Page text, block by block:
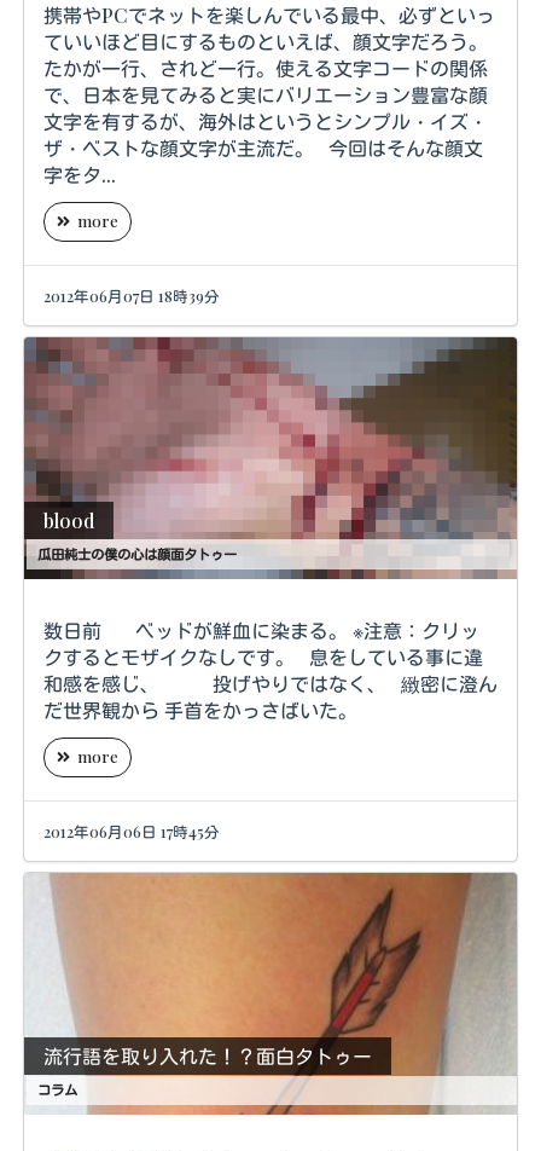
携帯やPCでネットを楽しんでいる最中、必ずといっ
ていいほど目にするものといえば、顔文字だろう。
たかが一行、されど一行。使える文字コードの関係
で、日本を見てみると実にバリエーション豊富な顔
文字を有するが、海外はというとシンプル・イズ・
ザ・ベストな顔文字が主流だ。 今回はそんな顔文
字をタ...
more
2012年06月07日 18時39分
blood
瓜田純士の僕の心は顔面タトゥー
数日前 ベッドが鮮血に染まる。 ※注意：クリッ
クするとモザイクなしです。 息をしている事に違
和感を感じ、 投げやりではなく、 緻密に澄ん
だ世界観から 手首をかっさばいた。
more
2012年06月06日 17時45分
流行語を取り入れた！？面白タトゥー
コラム